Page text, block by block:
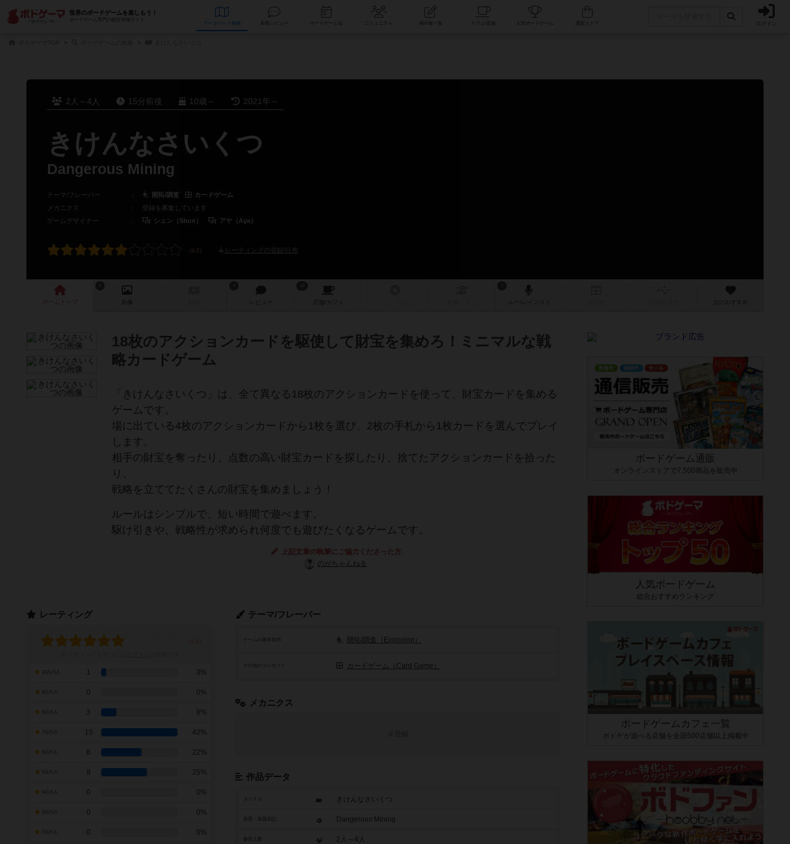
世界のボードゲームを楽しもう！
ボードゲーム専門の総合情報サイト
データベース コミュニティ 人気ボードゲーム ログイン
2人～4人 15分前後 10歳～ 2021年～
きけんなさいくつ
Dangerous Mining
テーマ/フレーバー ： 開拓/調査
カードゲーム
メカニクス
：
登録を募集しています
ゲームデザイナー
： シュン（Shun） アヤ（Aya）
レーティングの登録/分布
ゲーム 画像 レビュー 店舗/ カフェ 次のおすすめ
18枚のアクションカードを駆使して財宝を集めろ！ミニマルな戦
略カードゲーム
「きけんなさいくつ」は、全て異なる18枚のアクションカードを使って、財宝カードを集める
ゲームです。
場に出ている4枚のアクションカードから1枚を選び、2枚の手札から1枚カードを選んでプレイ
します。
相手の財宝を奪ったり、点数の高い財宝カードを探したり、捨てたアクションカードを拾った
り、
戦略を立ててたくさんの財宝を集めましょう！
ルールはシンプルで、短い時間で遊べます。
駆け引きや、戦略性が求められ何度でも遊びたくなるゲームです。
上記文章の執筆にご協力くださった方
のがちゃんねる
テーマ/フレーバー
ゲームの基本目的 開拓/調査（Exploring）
その他のコンセプト カードゲーム（Card Game）
メカニクス
作品データ
タイトル きけんなさいくつ
Dangerous Mining
参加人数 2人～4人
レーティング
1 3%
0 0%
3 8%
7点の人 15 42%
8 22%
9 25%
0 0%
0 0%
0 0%
ボードゲーム通販
オンラインストアで7,500商品を販売中
人気ボードゲーム
総合おすすめランキング
ボードゲームカフェ一覧
ボドゲが遊べる店舗を全国500店舗以上掲載中